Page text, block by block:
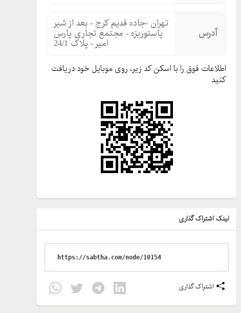
آدرس
تهران -جاده قدیم کرج - بعد از شیر
پاستوریزه - مجتمع تجاری پارس
امیر - پلاک 24/1
اطلاعات فوق را با اسکن کد زیر، روی موبایل خود دریافت
کنید
لینک اشتراک گذاری
اشتراک گذاری